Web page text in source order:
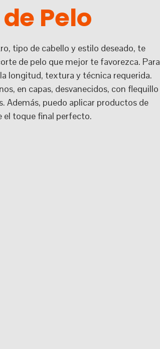
Pelo
tipo de cabello y estilo deseado, te
de pelo que mejor te favorezca. Para
longitud, textura y técnica requerida.
en capas, desvanecidos, con flequillo
Además, puedo aplicar productos de
el toque final perfecto.